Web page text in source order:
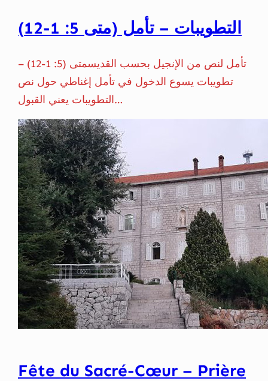
التطويبات – تأمل (متى 5: 1-12)
تأمل لنص من الإنجيل بحسب القديسمتى (5: 1-12) –
تطويبات يسوع الدخول في تأمل إغناطي حول نص
التطويبات يعني القبول…
Fête du Sacré-Cœur – Prière